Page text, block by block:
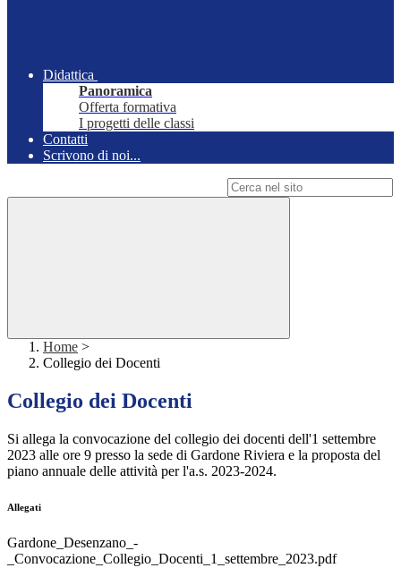
Didattica
Panoramica
Offerta formativa
I progetti delle classi
Contatti
Scrivono di noi...
Home >
Collegio dei Docenti
Collegio dei Docenti
Si allega la convocazione del collegio dei docenti dell'1 settembre
2023 alle ore 9 presso la sede di Gardone Riviera e la proposta del
piano annuale delle attività per l'a.s. 2023-2024.
Allegati
Gardone_Desenzano_-
_Convocazione_Collegio_Docenti_1_settembre_2023.pdf